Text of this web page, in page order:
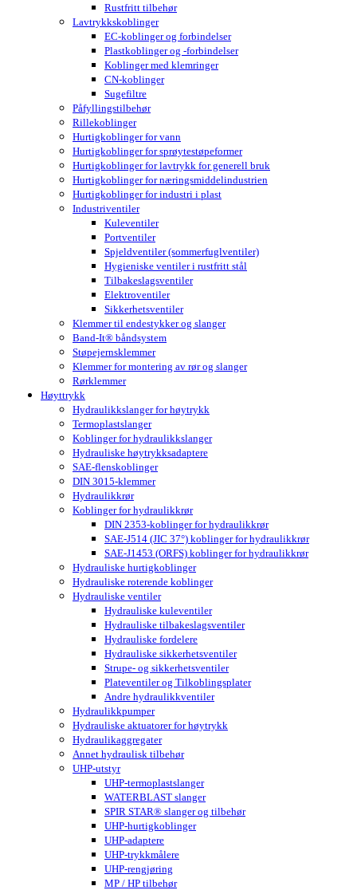
Rustfritt tilbehør
Lavtrykkskoblinger
EC-koblinger og forbindelser
Plastkoblinger og -forbindelser
Koblinger med klemringer
CN-koblinger
Sugefiltre
Påfyllingstilbehør
Rillekoblinger
Hurtigkoblinger for vann
Hurtigkoblinger for sprøytestøpeformer
Hurtigkoblinger for lavtrykk for generell bruk
Hurtigkoblinger for næringsmiddelindustrien
Hurtigkoblinger for industri i plast
Industriventiler
Kuleventiler
Portventiler
Spjeldventiler (sommerfuglventiler)
Hygieniske ventiler i rustfritt stål
Tilbakeslagsventiler
Elektroventiler
Sikkerhetsventiler
Klemmer til endestykker og slanger
Band-It® båndsystem
Støpejernsklemmer
Klemmer for montering av rør og slanger
Rørklemmer
Høyttrykk
Hydraulikkslanger for høytrykk
Termoplastslanger
Koblinger for hydraulikkslanger
Hydrauliske høytrykksadaptere
SAE-flenskoblinger
DIN 3015-klemmer
Hydraulikkrør
Koblinger for hydraulikkrør
DIN 2353-koblinger for hydraulikkrør
SAE-J514 (JIC 37°) koblinger for hydraulikkrør
SAE-J1453 (ORFS) koblinger for hydraulikkrør
Hydrauliske hurtigkoblinger
Hydrauliske roterende koblinger
Hydrauliske ventiler
Hydrauliske kuleventiler
Hydrauliske tilbakeslagsventiler
Hydrauliske fordelere
Hydrauliske sikkerhetsventiler
Strupe- og sikkerhetsventiler
Plateventiler og Tilkoblingsplater
Andre hydraulikkventiler
Hydraulikkpumper
Hydrauliske aktuatorer for høytrykk
Hydraulikaggregater
Annet hydraulisk tilbehør
UHP-utstyr
UHP-termoplastslanger
WATERBLAST slanger
SPIR STAR® slanger og tilbehør
UHP-hurtigkoblinger
UHP-adaptere
UHP-trykkmålere
UHP-rengjøring
MP / HP tilbehør